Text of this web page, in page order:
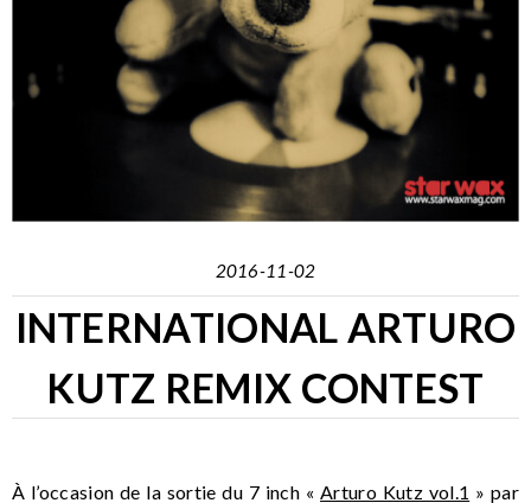
2016-11-02
INTERNATIONAL ARTURO
KUTZ REMIX CONTEST
À l’occasion de la sortie du 7 inch «Arturo Kutz vol.1 » par